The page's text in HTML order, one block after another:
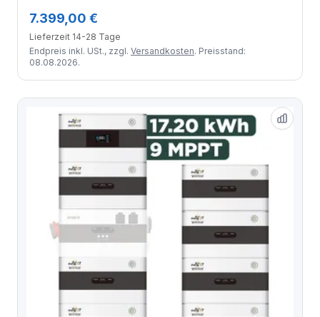
7.399,00 €
Lieferzeit 14-28 Tage
Endpreis inkl. USt., zzgl. Versandkosten. Preisstand:
08.08.2026.